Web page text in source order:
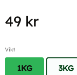
49 kr
Vikt
1KG 3KG